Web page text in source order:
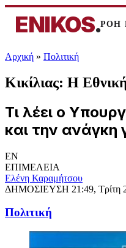
ENIKOS.ΡΟΗ
Αρχική » Πολιτική
Κικίλιας: Η
Τι λέει ο
και την ανάγκη
EN
ΕΠΙΜΕΛΕΙΑ
Ελένη Καραμήτσου
ΔΗΜΟΣΙΕΥΣΗ 21:49, Τρίτη
Πολιτική